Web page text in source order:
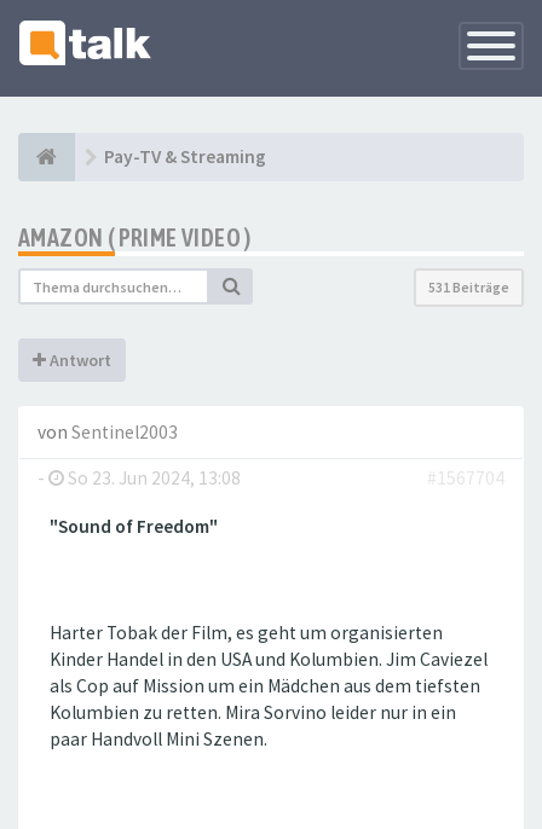
Pay-TV & Streaming
AMAZON ( PRIME VIDEO )
531 Beiträge
Antwort
von Sentinel2003
-
So 23. Jun 2024, 13:08 #1567704
"Sound of Freedom"
Harter Tobak der Film, es geht um organisierten
Kinder Handel in den USA und Kolumbien. Jim Caviezel
als Cop auf Mission um ein Mädchen aus dem tiefsten
Kolumbien zu retten. Mira Sorvino leider nur in ein
paar Handvoll Mini Szenen.